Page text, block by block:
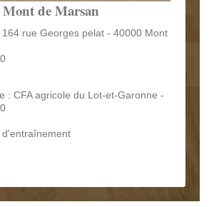
de Marsan
rue Georges pelat - 40000 Mont
: CFA agricole du Lot-et-Garonne -